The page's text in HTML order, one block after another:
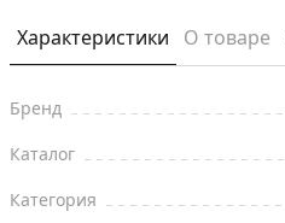
Характеристики О товаре
Бренд
Каталог
Категория